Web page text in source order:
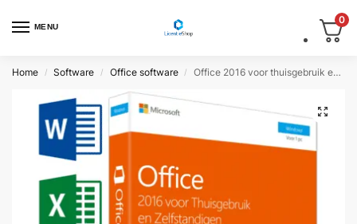
MENU
0
Home / Software / Office software / Office 2016 voor thuisgebruik en zelfstandigen | Windows